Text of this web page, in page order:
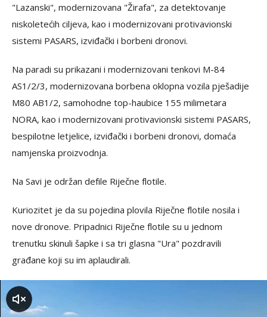
"Lazanski", modernizovana "Žirafa", za detektovanje
niskoletećih ciljeva, kao i modernizovani protivavionski
sistemi PASARS, izviđački i borbeni dronovi.
Na paradi su prikazani i modernizovani tenkovi M-84
AS1/2/3, modernizovana borbena oklopna vozila pješadije
M80 AB1/2, samohodne top-haubice 155 milimetara
NORA, kao i modernizovani protivavionski sistemi PASARS,
bespilotne letjelice, izviđački i borbeni dronovi, domaća
namjenska proizvodnja.
Na Savi je održan defile Riječne flotile.
Kuriozitet je da su pojedina plovila Riječne flotile nosila i
nove dronove. Pripadnici Riječne flotile su u jednom
trenutku skinuli šapke i sa tri glasna "Ura" pozdravili
građane koji su im aplaudirali.